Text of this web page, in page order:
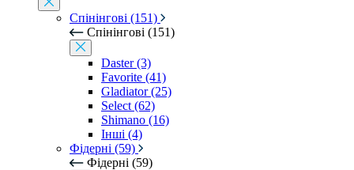
Спінінгові (151)
Спінінгові (151)
Daster (3)
Favorite (41)
Gladiator (25)
Select (62)
Shimano (16)
Інші (4)
Фідерні (59)
Фідерні (59)